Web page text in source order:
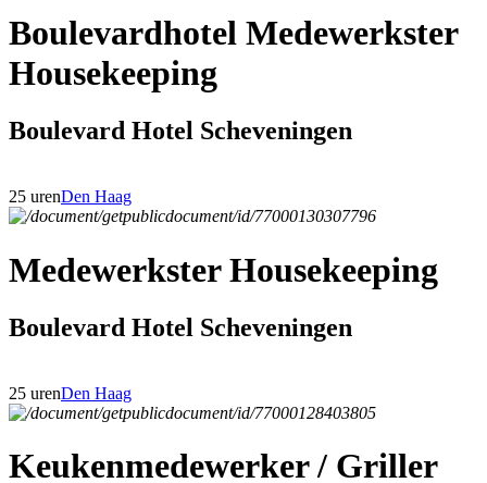
Boulevardhotel Medewerkster
Housekeeping
Boulevard Hotel Scheveningen
25 urenDen Haag
Medewerkster Housekeeping
Boulevard Hotel Scheveningen
25 urenDen Haag
Keukenmedewerker / Griller